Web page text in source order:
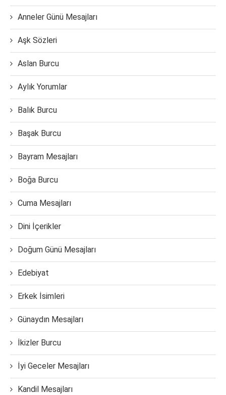
Anneler Günü Mesajları
Aşk Sözleri
Aslan Burcu
Aylık Yorumlar
Balık Burcu
Başak Burcu
Bayram Mesajları
Boğa Burcu
Cuma Mesajları
Dini İçerikler
Doğum Günü Mesajları
Edebiyat
Erkek İsimleri
Günaydın Mesajları
İkizler Burcu
İyi Geceler Mesajları
Kandil Mesajları